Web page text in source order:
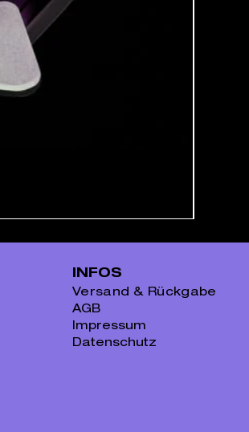
INFOS
Versand & Rückgabe
AGB
Impressum
Datenschutz